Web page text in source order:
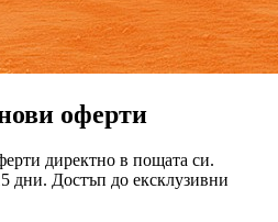
оферти
директно в пощата си.
дни. Достъп до ексклузивни